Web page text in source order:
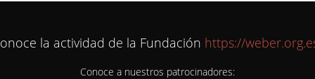
la actividad de la Fundación https://
Conoce a nuestros patrocinadores: